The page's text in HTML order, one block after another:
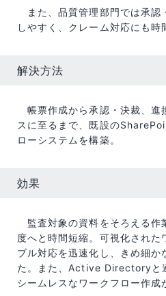
また、品質管理部門では承認
しやすく、クレーム対応にも時
解決方法
帳票作成から承認・決裁、進
スに至るまで、既設の
ローシステムを構築。
効果
監査対象の資料をそろえる作
度へと時間短縮。可視化された
ブル対応を迅速化し、きめ細か
た。また、Active Directoryと
シームレスなワークフロー作成